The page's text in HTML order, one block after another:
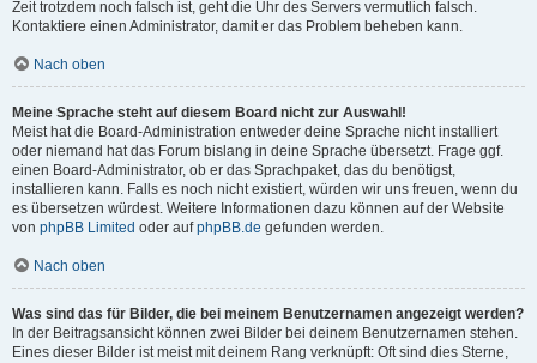
Zeit trotzdem noch falsch ist, geht die Uhr des Servers vermutlich falsch.
Kontaktiere einen Administrator, damit er das Problem beheben kann.
Nach oben
Meine Sprache steht auf diesem Board nicht zur Auswahl!
Meist hat die Board-Administration entweder deine Sprache nicht installiert
oder niemand hat das Forum bislang in deine Sprache übersetzt. Frage ggf.
einen Board-Administrator, ob er das Sprachpaket, das du benötigst,
installieren kann. Falls es noch nicht existiert, würden wir uns freuen, wenn du
es übersetzen würdest. Weitere Informationen dazu können auf der Website
von phpBB Limited oder aufphpBB.de gefunden werden.
Nach oben
Was sind das für Bilder, die bei meinem Benutzernamen angezeigt werden?
In der Beitragsansicht können zwei Bilder bei deinem Benutzernamen stehen.
Eines dieser Bilder ist meist mit deinem Rang verknüpft: Oft sind dies Sterne,